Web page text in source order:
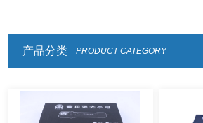
产品分类 PRODUCT CATEGORY